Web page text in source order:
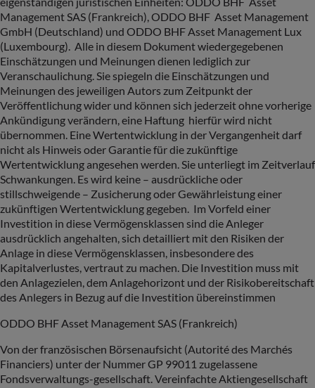
Management SAS (Frankreich), ODDO BHF Asset Management
GmbH (Deutschland) und ODDO BHF Asset Management Lux
(Luxembourg). Alle in diesem Dokument wiedergegebenen
Einschätzungen und Meinungen dienen lediglich zur
Veranschaulichung. Sie spiegeln die Einschätzungen und
Meinungen des jeweiligen Autors zum Zeitpunkt der
Veröffentlichung wider und können sich jederzeit ohne vorherige
Ankündigung verändern, eine Haftung hierfür wird nicht
übernommen. Eine Wertentwicklung in der Vergangenheit darf
nicht als Hinweis oder Garantie für die zukünftige
Wertentwicklung angesehen werden. Sie unterliegt im Zeitverlauf
Schwankungen. Es wird keine – ausdrückliche oder
stillschweigende – Zusicherung oder Gewährleistung einer
zukünftigen Wertentwicklung gegeben. Im Vorfeld einer
Investition in diese Vermögensklassen sind die Anleger
ausdrücklich angehalten, sich detailliert mit den Risiken der
Anlage in diese Vermögensklassen, insbesondere des
Kapitalverlustes, vertraut zu machen. Die Investition muss mit
den Anlagezielen, dem Anlagehorizont und der Risikobereitschaft
des Anlegers in Bezug auf die Investition übereinstimmen
ODDO BHF Asset Management SAS (Frankreich)
Von der französischen Börsenaufsicht (Autorité des Marchés
Financiers) unter der Nummer GP 99011 zugelassene
Fondsverwaltungs-gesellschaft. Vereinfachte Aktiengesellschaft